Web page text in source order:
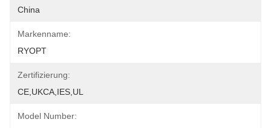
China
Markenname:
RYOPT
Zertifizierung:
CE,UKCA,IES,UL
Model Number: